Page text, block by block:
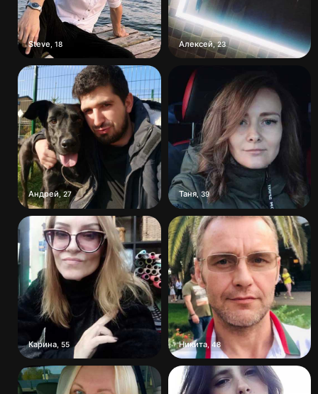
Steve 18 Алексей,23
Андрей, 27 Таня,39
Карина 55 Никита,48